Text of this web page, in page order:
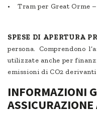
• Tram per Great Orme –
SPESE DI APERTURA
persona. Comprendono
utilizzate anche per
emissioni di CO2
INFORMAZIONI